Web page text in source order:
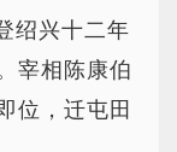
绍兴十二年
宰相陈康伯
位，迁屯田